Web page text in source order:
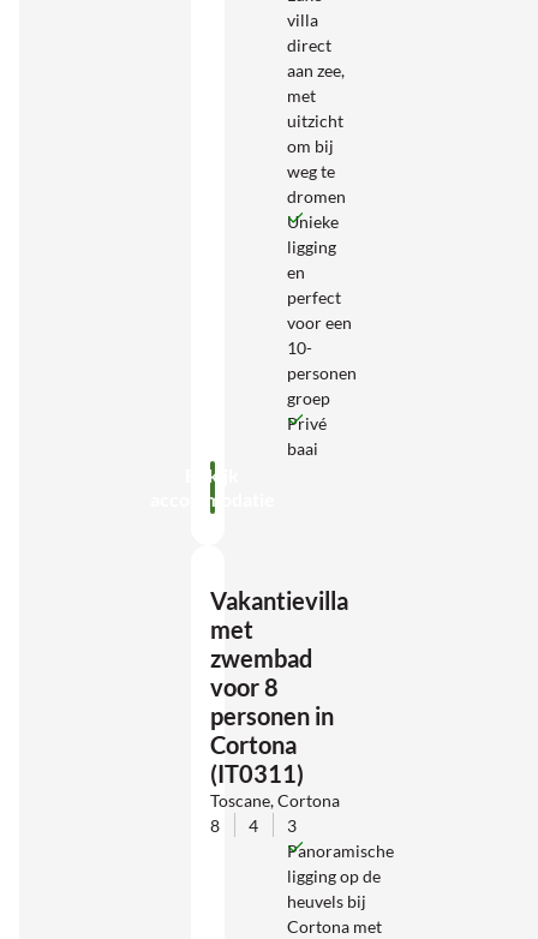
villa
direct
aan zee,
met
uitzicht
om bij
weg te
dromen
Unieke
ligging
en
perfect
voor een
10-
personen
groep
Privé
baai
Bekijk
accommodatie
Vakantievilla
met
zwembad
voor 8
personen in
Cortona
(IT0311)
Toscane, Cortona
8
4
3
Panoramische
ligging op de
heuvels bij
Cortona met